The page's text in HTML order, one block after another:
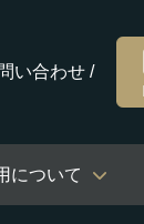
い合わせ /
について